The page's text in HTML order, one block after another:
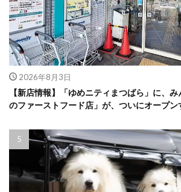
2026年8月3日
【新店情報】「ゆめニティまつばら」に、
のファーストフード店」が、ついにオープ